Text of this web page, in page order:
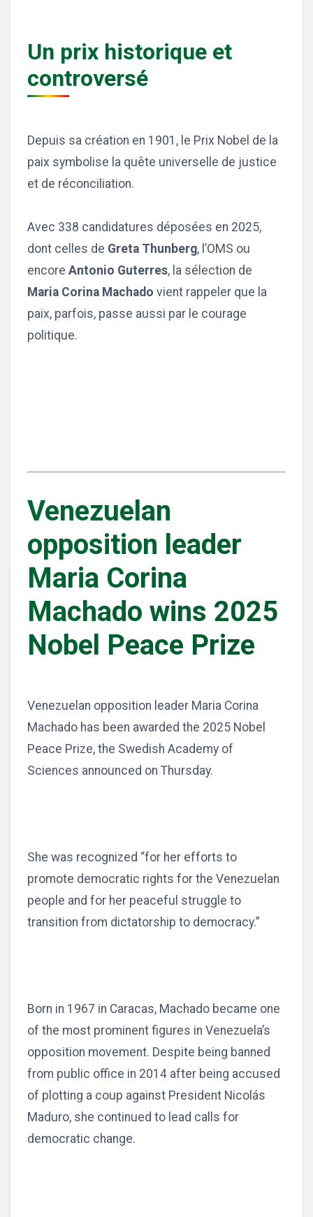
Un prix historique et
controversé
Depuis sa création en 1901, le Prix Nobel de la
paix symbolise la quête universelle de justice
et de réconciliation.
Avec 338 candidatures déposées en 2025,
dont celles de Greta Thunberg, l’OMS ou
encore Antonio Guterres, la sélection de
Maria Corina Machado vient rappeler que la
paix, parfois, passe aussi par le courage
politique.
Venezuelan
opposition leader
Maria Corina
Machado wins 2025
Nobel Peace Prize
Venezuelan opposition leader Maria Corina
Machado has been awarded the 2025 Nobel
Peace Prize, the Swedish Academy of
Sciences announced on Thursday.
She was recognized “for her efforts to
promote democratic rights for the Venezuelan
people and for her peaceful struggle to
transition from dictatorship to democracy.”
Born in 1967 in Caracas, Machado became one
of the most prominent figures in Venezuela’s
opposition movement. Despite being banned
from public office in 2014 after being accused
of plotting a coup against President Nicolás
Maduro, she continued to lead calls for
democratic change.